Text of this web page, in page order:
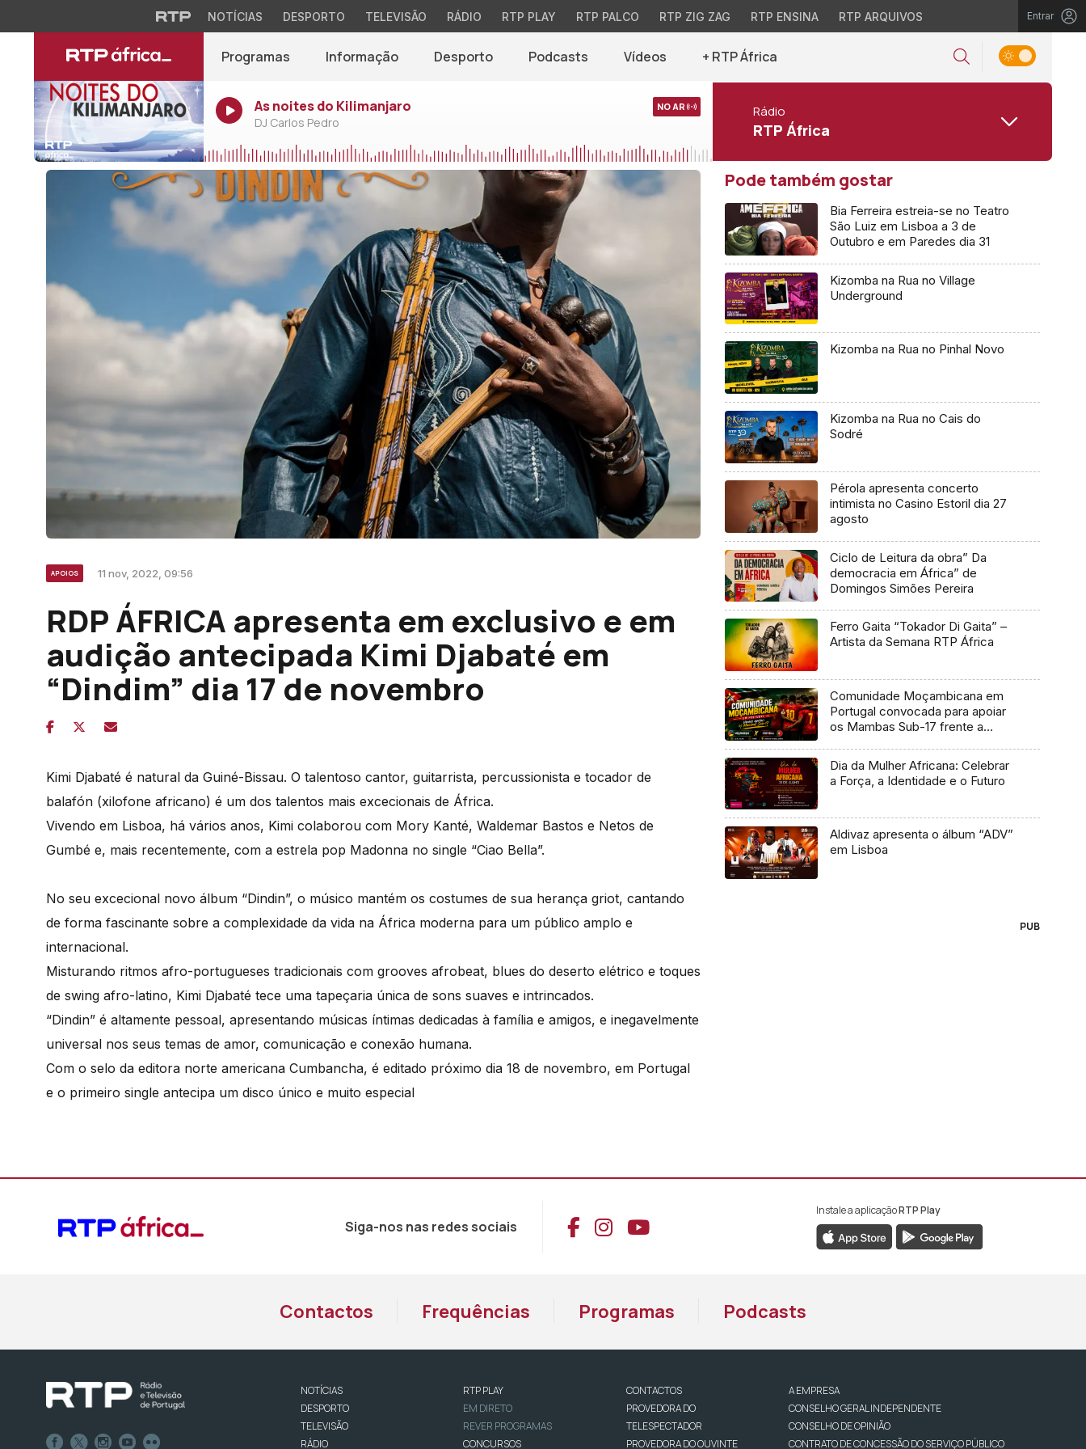
NOTÍCIAS DESPORTO TELEVISÃO RÁDIO RTP PLAY RTP PALCO RTP ZIG ZAG RTP ENSINA RTP ARQUIVOS Entrar
Programas Informação Desporto Podcasts Vídeos + RTP África
As noites do Kilimanjaro
DJ Carlos Pedro
NO AR Rádio
RTP África
APOIOS 11 nov, 2022, 09:56
RDP ÁFRICA apresenta em exclusivo e em
audição antecipada Kimi Djabaté em
“Dindim” dia 17 de novembro
Kimi Djabaté é natural da Guiné-Bissau. O talentoso cantor, guitarrista, percussionista e tocador de
balafón (xilofone africano) é um dos talentos mais excecionais de África.
Vivendo em Lisboa, há vários anos, Kimi colaborou com Mory Kanté, Waldemar Bastos e Netos de
Gumbé e, mais recentemente, com a estrela pop Madonna no single “Ciao Bella”.
No seu excecional novo álbum “Dindin”, o músico mantém os costumes de sua herança griot, cantando
de forma fascinante sobre a complexidade da vida na África moderna para um público amplo e
internacional.
Misturando ritmos afro-portugueses tradicionais com grooves afrobeat, blues do deserto elétrico e toques
de swing afro-latino, Kimi Djabaté tece uma tapeçaria única de sons suaves e intrincados.
“Dindin” é altamente pessoal, apresentando músicas íntimas dedicadas à família e amigos, e inegavelmente
universal nos seus temas de amor, comunicação e conexão humana.
Com o selo da editora norte americana Cumbancha, é editado próximo dia 18 de novembro, em Portugal
e o primeiro single antecipa um disco único e muito especial
Pode também gostar
Bia Ferreira estreia-se no Teatro
São Luiz em Lisboa a 3 de
Outubro e em Paredes dia 31
Kizomba na Rua no Village
Underground
Kizomba na Rua no Pinhal Novo
Kizomba na Rua no Cais do
Sodré
Pérola apresenta concerto
intimista no Casino Estoril dia 27
agosto
Ciclo de Leitura da obra” Da
democracia em África” de
Domingos Simões Pereira
Ferro Gaita “Tokador Di Gaita” –
Artista da Semana RTP África
Comunidade Moçambicana em
Portugal convocada para apoiar
os Mambas Sub-17 frente a
Dia da Mulher Africana: Celebrar
a Força, a Identidade e o Futuro
Aldivaz apresenta o álbum “ADV”
em Lisboa
PUB
Siga-nos nas redes sociais Aceder ao Facebook da RTP África
Aceder ao Instagram da RTP África
Aceder ao YouTube da RTP África
Instale a aplicaçãoRTP Play
Contactos Frequências Programas Podcasts
NOTÍCIAS
DESPORTO
TELEVISÃO
RÁDIO
RTP PLAY
EM DIRETO
REVER PROGRAMAS
CONCURSOS
CONTACTOS
PROVEDORA DO
TELESPECTADOR
PROVEDORA DO OUVINTE
A EMPRESA
CONSELHO GERAL INDEPENDENTE
CONSELHO DE OPINIÃO
CONTRATO DE CONCESSÃO DO SERVIÇO PÚBLICO